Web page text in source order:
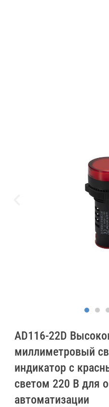
AD116-22D
миллиметровый
индикатор с
светом 220 В для
автоматизации